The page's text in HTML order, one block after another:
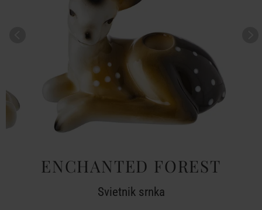
ENCHANTED FOREST
Svietnik srnka